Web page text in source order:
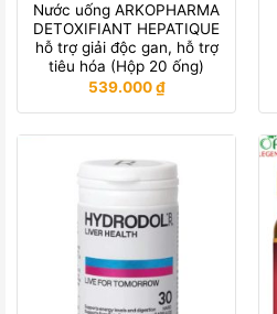
Nước uống ARKOPHARMA
DETOXIFIANT HEPATIQUE
hỗ trợ giải độc gan, hỗ trợ
tiêu hóa (Hộp 20 ống)
539.000₫